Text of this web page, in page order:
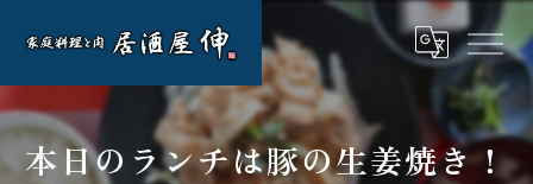
本日のランチは豚の生姜焼き！